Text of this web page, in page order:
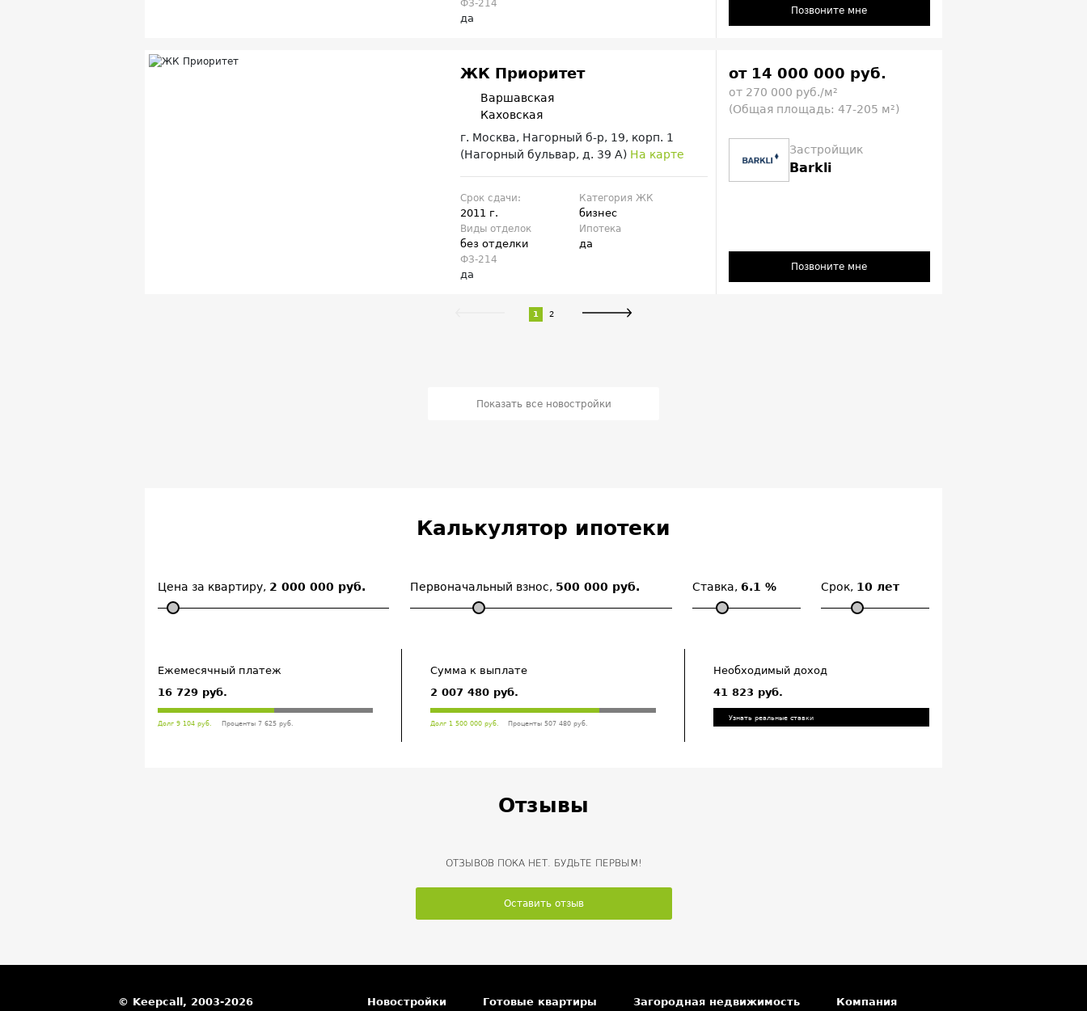
ФЗ-214
да
Позвоните мне
ЖК Приоритет
Варшавская
Каховская
г. Москва, Нагорный б-р, 19, корп. 1
(Нагорный бульвар, д. 39 А) На карте
Срок сдачи:
2011 г.
Категория ЖК
бизнес
Виды отделок
без отделки
Ипотека
да
ФЗ-214
да
от 14 000 000 руб.
от 270 000 руб./м²
(Общая площадь: 47-205 м²)
Застройщик
Barkli
Позвоните мне
1 2
Показать все новостройки
Калькулятор ипотеки
Цена за квартиру, 2 000 000 руб. Первоначальный взнос, 500 000 руб. Ставка,6.1 % Срок, 10 лет
Ежемесячный платеж
16 729 руб.
Долг 9 104 руб. Проценты 7 625 руб.
Сумма к выплате
2 007 480 руб.
Долг 1 500 000 руб. Проценты 507 480 руб.
Необходимый доход
41 823 руб.
Узнать реальные ставки
Отзывы
ОТЗЫВОВ ПОКА НЕТ. БУДЬТЕ ПЕРВЫМ!
Оставить отзыв
© Keepcall, 2003-2026 Новостройки Готовые квартиры Загородная недвижимость Компания